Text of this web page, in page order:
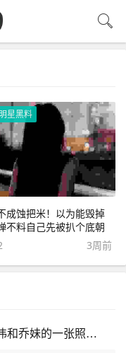
星黑料
成蚀把米！以为能毁掉
不料自己先被扒个底朝
3周前
色字头上一把刀！曾志伟和乔妹的一张照片展现娱乐圈的阴暗面